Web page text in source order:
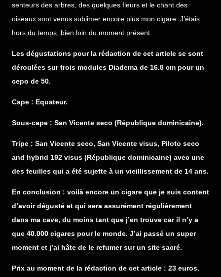
senteurs des arbres, des quelques fleurs et le chant des
oiseaux sont venus sublimer encore plus mon cigare. J’étais
hors du temps, bien loin du moment présent.
Les dégustations pour la rédaction de cet article se sont
déroulées sur trois modules Diadema de 16.8 cm pour un
cepo de 50.
Cape : Equateur.
Sous-cape : San Vicente seco (République dominicaine).
Tripe : San Vicente seco, San Vicente visus, Piloto seco
and hybrid 192 visus (République dominicaine) avec une
des feuilles qui a été sujette à un vieillissement de 14 ans.
En conclusion : voilà encore un cigare que je suis content
d’avoir dégusté et qui sera assurément régulièrement
dans ma cave, du moins tant que j’en trouve car il n’y a
que 40.000 cigares pour le monde. J’ai passé un super
moment et j’ai hâte de le refumer sur un site sacré.
Prix au moment de la rédaction de cet article : 23 euros.